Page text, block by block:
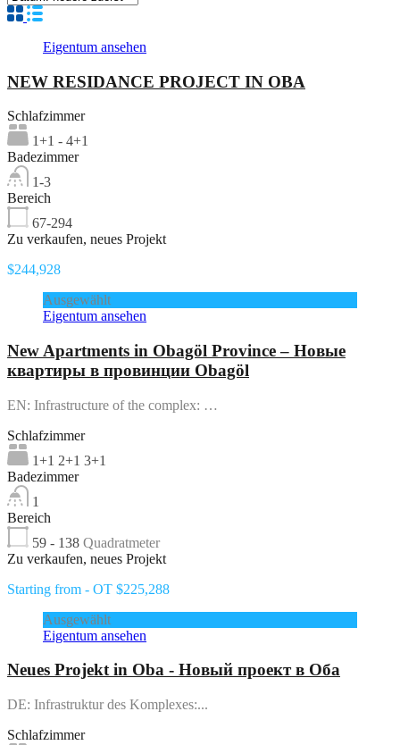
Eigentum ansehen
NEW RESIDANCE PROJECT IN OBA
Schlafzimmer
1+1 - 4+1
Badezimmer
1-3
Bereich
67-294
Zu verkaufen, neues Projekt
$244,928
Ausgewählt
Eigentum ansehen
New Apartments in Obagöl Province – Новые
квартиры в провинции Obagöl
EN: Infrastructure of the complex: …
Schlafzimmer
1+1 2+1 3+1
Badezimmer
1
Bereich
59 - 138 Quadratmeter
Zu verkaufen, neues Projekt
Starting from - OT $225,288
Ausgewählt
Eigentum ansehen
Neues Projekt in Oba - Новый проект в Оба
DE: Infrastruktur des Komplexes:...
Schlafzimmer